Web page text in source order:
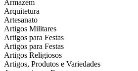
Armazém
Arquitetura
Artesanato
Artigos Militares
Artigos para Festas
Artigos para Festas
Artigos Religiosos
Artigos, Produtos e Variedades